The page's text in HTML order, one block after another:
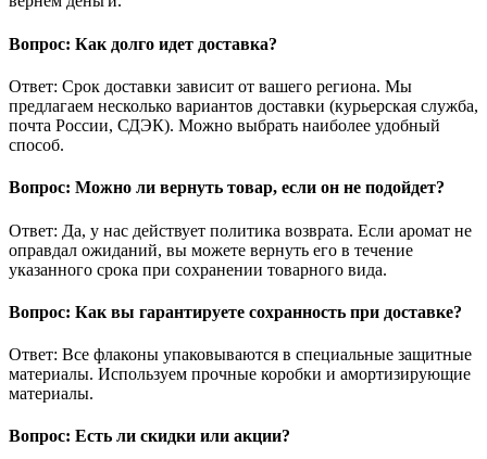
Вопрос: Как долго идет доставка?
Ответ: Срок доставки зависит от вашего региона. Мы
предлагаем несколько вариантов доставки (курьерская служба,
почта России, СДЭК). Можно выбрать наиболее удобный
способ.
Вопрос: Можно ли вернуть товар, если он не подойдет?
Ответ: Да, у нас действует политика возврата. Если аромат не
оправдал ожиданий, вы можете вернуть его в течение
указанного срока при сохранении товарного вида.
Вопрос: Как вы гарантируете сохранность при доставке?
Ответ: Все флаконы упаковываются в специальные защитные
материалы. Используем прочные коробки и амортизирующие
материалы.
Вопрос: Есть ли скидки или акции?